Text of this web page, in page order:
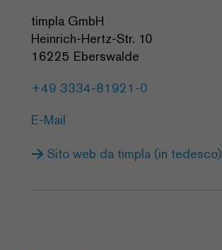
timpla GmbH
Heinrich-Hertz-Str. 10
16225 Eberswalde
+49 3334-81921-0
E-Mail
Sito web da timpla (in tedesco)